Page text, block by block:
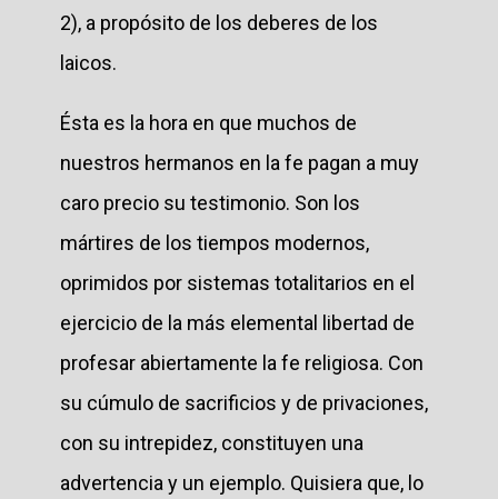
2), a propósito de los deberes de los
laicos.
Ésta es la hora en que muchos de
nuestros hermanos en la fe pagan a muy
caro precio su testimonio. Son los
mártires de los tiempos modernos,
oprimidos por sistemas totalitarios en el
ejercicio de la más elemental libertad de
profesar abiertamente la fe religiosa. Con
su cúmulo de sacrificios y de privaciones,
con su intrepidez, constituyen una
advertencia y un ejemplo. Quisiera que, lo